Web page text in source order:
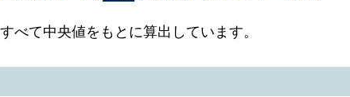
て中央値をもとに算出しています。